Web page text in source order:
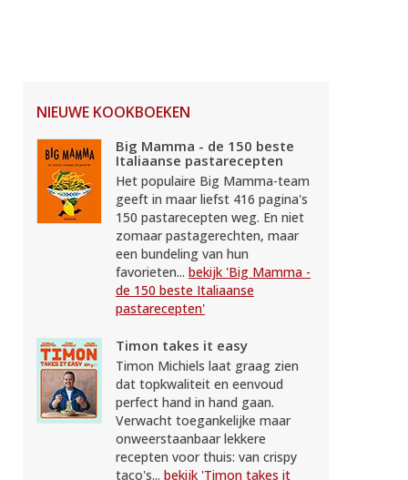
NIEUWE KOOKBOEKEN
Big Mamma - de 150 beste
Italiaanse pastarecepten
Het populaire Big Mamma-team
geeft in maar liefst 416 pagina's
150 pastarecepten weg. En niet
zomaar pastagerechten, maar
een bundeling van hun
favorieten... bekijk 'Big Mamma -
de 150 beste Italiaanse
pastarecepten'
Timon takes it easy
Timon Michiels laat graag zien
dat topkwaliteit en eenvoud
perfect hand in hand gaan.
Verwacht toegankelijke maar
onweerstaanbaar lekkere
recepten voor thuis: van crispy
taco's... bekijk 'Timon takes it